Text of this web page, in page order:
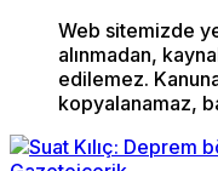
Web sitemizde
alınmadan,
edilemez.
kopyalanamaz,